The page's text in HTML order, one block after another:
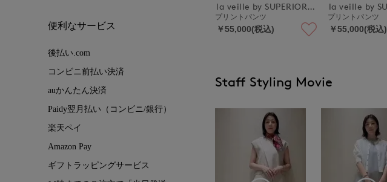
la veille by SUPERIOR CLOSET
プリントパンツ
￥55,000(税込)
プリントパンツ
￥55,000(税込)
Staff Styling Movie
便利なサービス
後払い.com
コンビニ前払い決済
auかんたん決済
Paidy翌月払い（コンビニ/銀行）
楽天ペイ
Amazon Pay
ギフトラッピングサービス